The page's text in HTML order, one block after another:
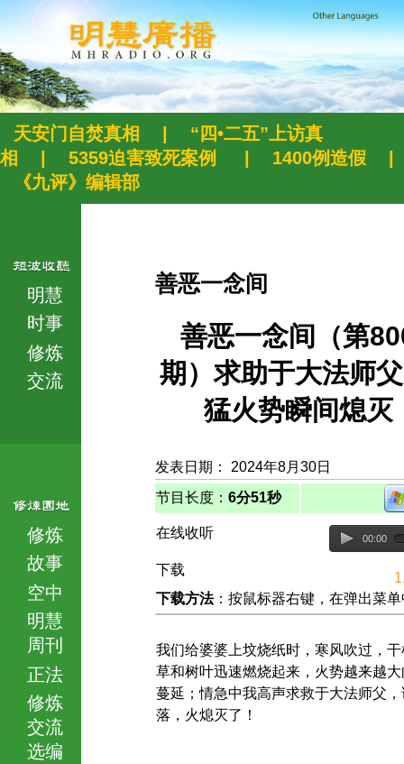
天安门自焚真相
“四•二五”上访真
相
5359迫害致死案例 1400例造假
《九评》编辑部
明慧
时事
修炼
交流
修炼
故事
空中
明慧
周刊
正法
修炼
交流
选编
善恶一念间
善恶一念间（第
期）求助于大法师
猛火势瞬间熄灭
发表日期： 2024年8月30日
节目长度： 6分51秒
在线收听 00:00
下载
下载方法：按鼠标器右键，在弹出菜
我们给婆婆上坟烧纸时，寒风吹过，
草和树叶迅速燃烧起来，火势越来越
蔓延；情急中我高声求救于大法师父
落，火熄灭了！